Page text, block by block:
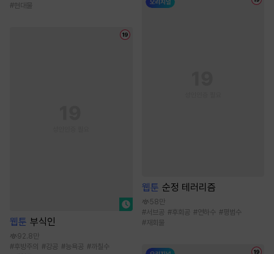
#현대물
웹툰 부식인
92.8만
#후방주의 #강공 #능욕공 #까칠수
웹툰 순정 테러리즘
58만
#서브공 #후회공 #연하수 #평범수
#재회물